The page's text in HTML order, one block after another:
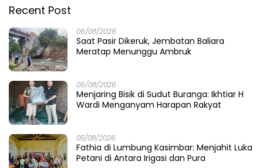
Recent Post
06/08/2026
Saat Pasir Dikeruk, Jembatan Baliara
Meratap Menunggu Ambruk
06/08/2026
Menjaring Bisik di Sudut Buranga: Ikhtiar H
Wardi Menganyam Harapan Rakyat
05/08/2026
Fathia di Lumbung Kasimbar: Menjahit Luka
Petani di Antara Irigasi dan Pura